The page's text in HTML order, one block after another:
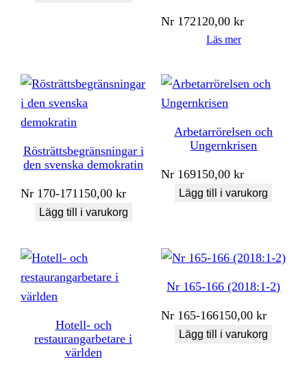
Nr 172120,00kr
Läs mer
Rösträttsbegränsningar i
den svenska demokratin
Nr 170-171150,00kr
Lägg till i varukorg
Arbetarrörelsen och
Ungernkrisen
Nr 169150,00kr
Lägg till i varukorg
Hotell- och
restaurangarbetare i
världen
Nr 165-166 (2018:1-2)
Nr 165-166150,00kr
Lägg till i varukorg